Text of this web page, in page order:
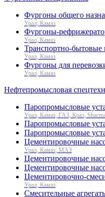
Фургоны общего
Урал, Камаз
Фургоны-
Урал, Камаз
Транспортно-
Урал, Камаз
Фургоны для
Урал, Камаз
Нефтепромысловая
Паропромысловые
Урал, Камаз, ГАЗ, Краз,
Паропромысловые
Паропромысловые
Цементировочные
Урал, Камаз, МАЗ
Цементировочные
Цементировочные
Цементировочно-
Урал, Камаз
Смесительные